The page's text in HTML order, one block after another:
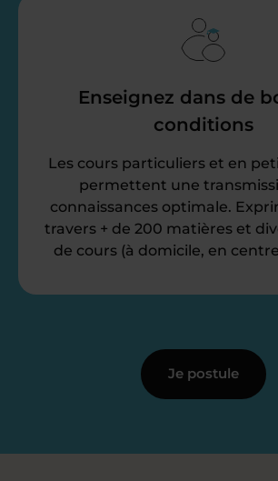
Enseignez dans de
conditions
Les cours particuliers et en
permettent une
connaissances optimale.
travers + de 200 matières et
de cours (à domicile, en
Je postule